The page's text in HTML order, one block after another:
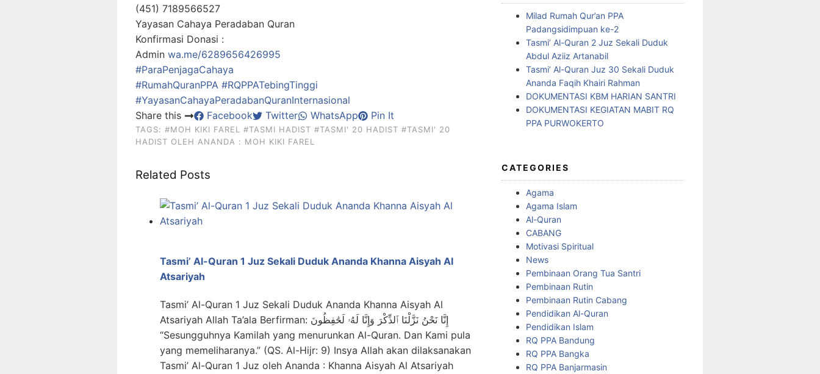
(451) 7189566527
Yayasan Cahaya Peradaban Quran
Konfirmasi Donasi :
Admin wa.me/6289656426995
#ParaPenjagaCahaya
#RumahQuranPPA #RQPPATebingTinggi
#YayasanCahayaPeradabanQuranInternasional
Share this
Facebook Twitter WhatsApp Pin It
TAGS: #MOH KIKI FAREL #TASMI HADIST #TASMI' 20 HADIST #TASMI' 20
HADIST OLEH ANANDA : MOH KIKI FAREL
Related Posts
Tasmi’ Al-Quran 1 Juz Sekali Duduk Ananda Khanna Aisyah Al
Atsariyah
Tasmi’ Al-Quran 1 Juz Sekali Duduk Ananda Khanna Aisyah Al
Atsariyah Allah Ta’ala Berfirman: إِنَّا نَحْنُ نَزَّلْنَا ٱلذِّكْرَ وَإِنَّا لَهُۥ لَحَٰفِظُونَ
“Sesungguhnya Kamilah yang menurunkan Al-Quran. Dan Kami pula
yang memeliharanya.” (QS. Al-Hijr: 9) Insya Allah akan dilaksanakan
Tasmi’ Al-Quran 1 Juz oleh Ananda : Khanna Aisyah Al Atsariyah
Milad Rumah Qur’an PPA
Padangsidimpuan ke-2
Tasmi’ Al-Quran 2 Juz Sekali Duduk
Abdul Aziiz Artanabil
Tasmi’ Al-Quran Juz 30 Sekali Duduk
Ananda Faqih Khairi Rahman
DOKUMENTASI KBM HARIAN SANTRI
DOKUMENTASI KEGIATAN MABIT RQ
PPA PURWOKERTO
CATEGORIES
Agama
Agama Islam
Al-Quran
CABANG
Motivasi Spiritual
News
Pembinaan Orang Tua Santri
Pembinaan Rutin
Pembinaan Rutin Cabang
Pendidikan Al-Quran
Pendidikan Islam
RQ PPA Bandung
RQ PPA Bangka
RQ PPA Banjarmasin